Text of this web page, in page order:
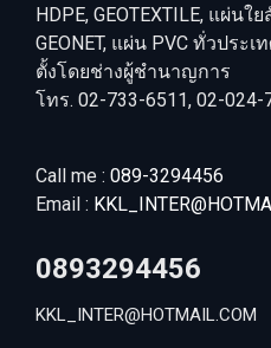
HDPE, GEOTEXTILE, แผ่นใ
GEONET, แผ่น PVC ทั่วปร
ตั้งโดยช่างผู้ชำนาญการ
โทร. 02-733-6511, 02-024-
Call me : 089-3294456
Email :
0893294456
KKL_INTER@HOTMAIL.COM